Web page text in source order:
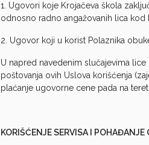
1. Ugovori koje Krojačeva škola
odnosno radno angažovanih lica kod
2. Ugovor koji u korist Polaznika
U napred navedenim slučajevima
poštovanja ovih Uslova korišćenja
plaćanje ugovorne cene pada na
KORIŠĆENJE SERVISA I POHAĐANJE